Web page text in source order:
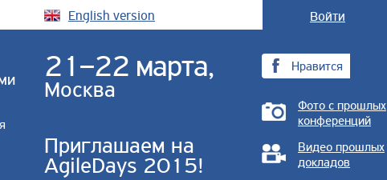
English version Войти
21–22 марта,
Москва
Приглашаем на
AgileDays 2015!
Нравится
Фото с прошлых
конференций
Видео прошлых
докладов